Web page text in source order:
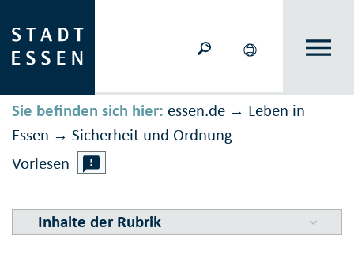
Sie befinden sich hier: essen.de → Leben in
Essen → Sicher­heit und Ord­nung
Vorlesen
Inhalte der Rubrik